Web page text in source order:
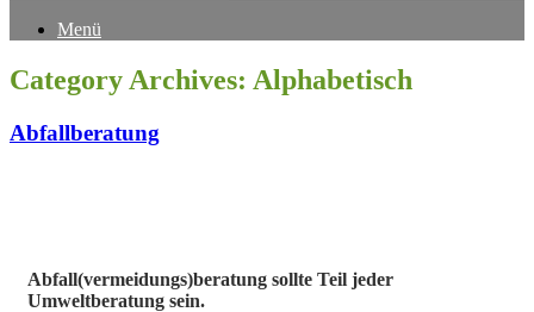
Menü
Category Archives: Alphabetisch
Abfallberatung
Abfall(vermeidungs)beratung sollte Teil jeder
Umweltberatung sein.